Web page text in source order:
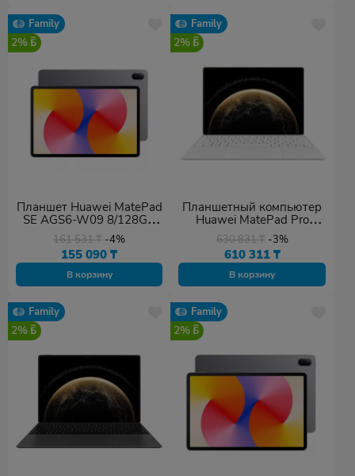
Family
2%
Планшет Huawei MatePad
SE AGS6-W09 8/128GB
Nebula Gray
161 531₸ -4%
155 090₸
В корзину
Family
2%
Планшетный компьютер
Huawei MatePad Pro
12/512GB Gold
630 831₸ -3%
610 311 ₸
В корзину
Family
2%
Family
2%